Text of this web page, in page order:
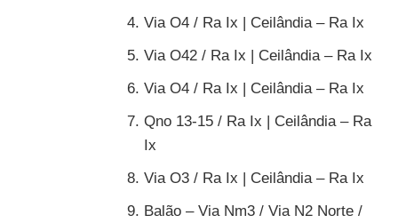
Via O4 / Ra Ix | Ceilândia – Ra Ix
Via O42 / Ra Ix | Ceilândia – Ra Ix
Via O4 / Ra Ix | Ceilândia – Ra Ix
Qno 13-15 / Ra Ix | Ceilândia – Ra
Ix
Via O3 / Ra Ix | Ceilândia – Ra Ix
Balão – Via Nm3 / Via N2 Norte /